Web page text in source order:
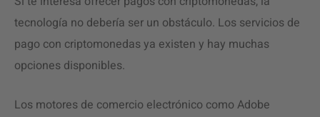
tecnología no debería ser un obstáculo. Los servicios de
pago con criptomonedas ya existen y hay muchas
opciones disponibles.
Los motores de comercio electrónico como Adobe